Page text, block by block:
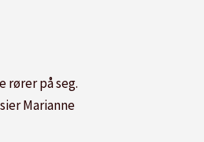
rører på seg.
Marianne